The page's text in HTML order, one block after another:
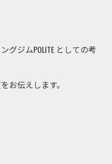
グジムPOLITE としての考
お伝えします。